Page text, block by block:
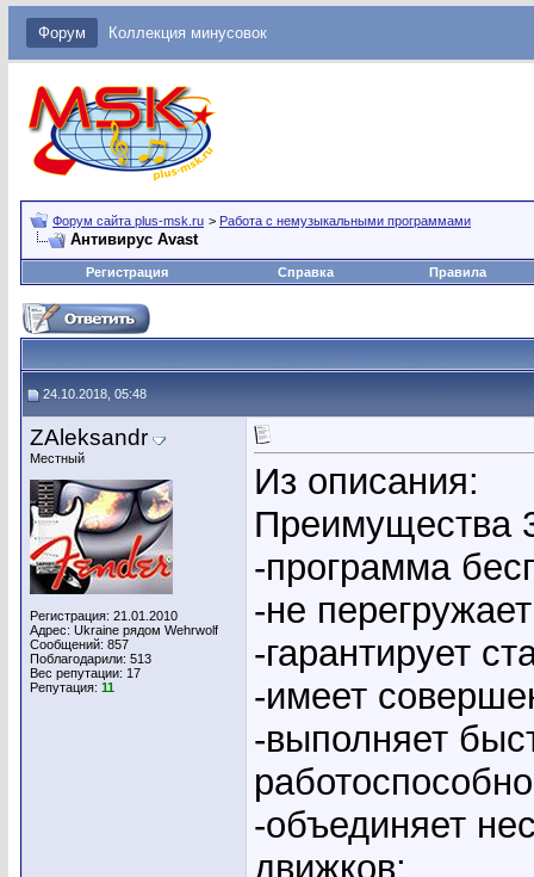
Форум Коллекция минусовок
Форум сайта plus-msk.ru > Работа с немузыкальными программами
Антивирус Avast
Регистрация Справка Правила
24.10.2018, 05:48
ZAleksandr
Местный
Регистрация: 21.01.2010
Адрес: Ukraine рядом Wehrwolf
Сообщений: 857
Поблагодарили: 513
Вес репутации: 17
Репутация: 11
Из описания:
Преимущества
-программа
-не
-гарантирует
-имеет
-выполняет
-объединяет
движков;